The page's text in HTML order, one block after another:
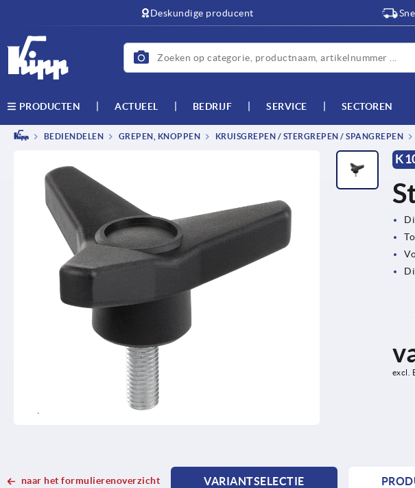
Deskundige producent
PRODUCTEN ACTUEEL BEDRIJF SERVICE SECTOREN
BEDIENDELEN GREPEN, KNOPPEN KRUISGREPEN / STERGREPEN / SPANGREPEN
excl.
naar het formulierenoverzicht
VARIANTSELECTIE